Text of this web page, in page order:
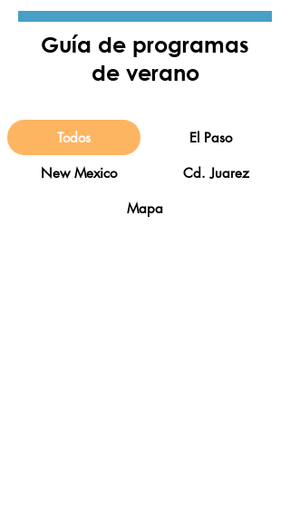
Guía de programas
de verano
Todos El Paso
New Mexico Cd. Juarez
Mapa